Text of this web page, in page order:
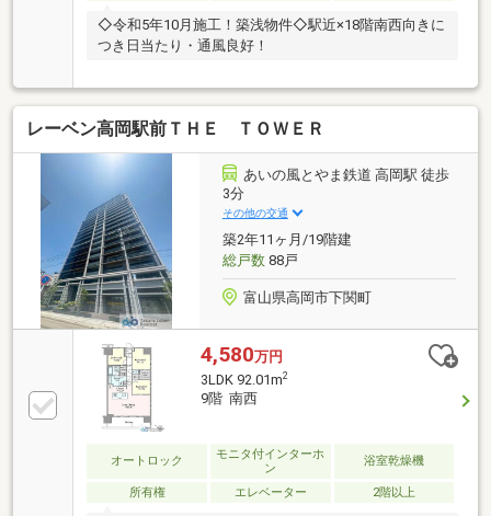
◇令和5年10月施工！築浅物件◇駅近×18階南西向きに
つき日当たり・通風良好！
レーベン高岡駅前ＴＨＥ ＴＯＷＥＲ
あいの風とやま鉄道 高岡駅 徒歩
3分
その他の交通
築2年11ヶ月/19階建
総戸数88戸
富山県高岡市下関町
4,580万円
3LDK 92.01m2
9階 南西
オートロック
モニタ付インターホ
ン
浴室乾燥機
所有権 エレベーター 2階以上